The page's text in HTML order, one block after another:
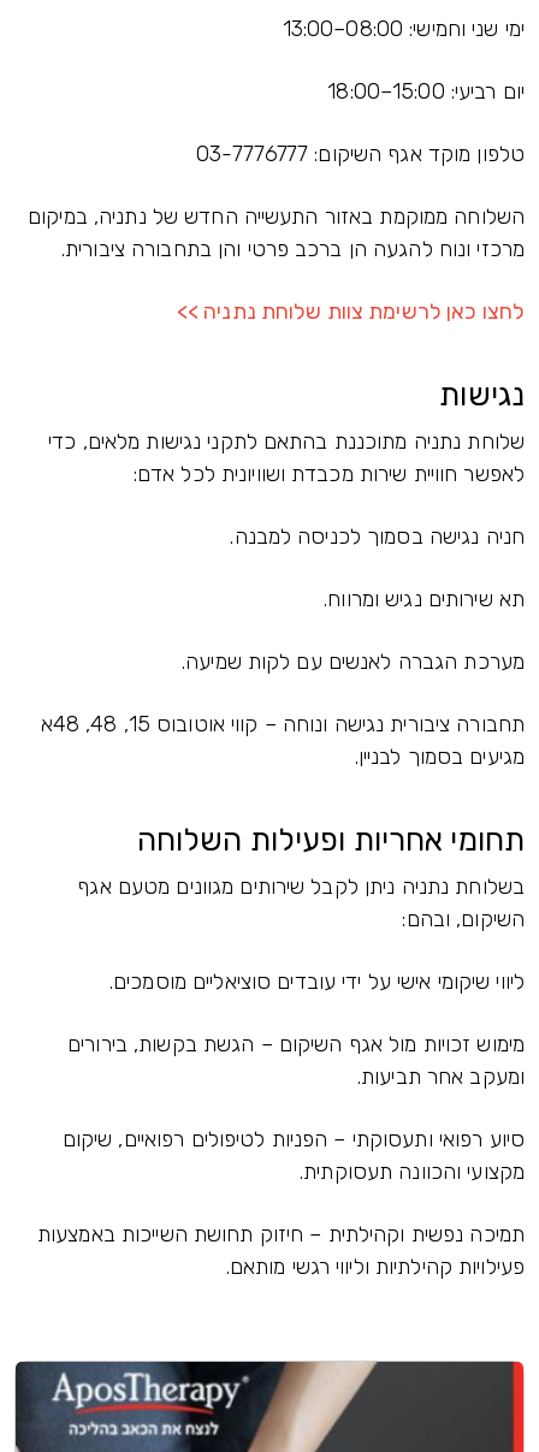
ימי שני וחמישי: 08:00–13:00
יום רביעי: 15:00–18:00
טלפון מוקד אגף השיקום: ‎03-7776777
השלוחה ממוקמת באזור התעשייה החדש של נתניה, במיקום
מרכזי ונוח להגעה הן ברכב פרטי והן בתחבורה ציבורית.
לחצו כאן לרשימת צוות שלוחת נתניה >>
נגישות
שלוחת נתניה מתוכננת בהתאם לתקני נגישות מלאים, כדי
לאפשר חוויית שירות מכבדת ושוויונית לכל אדם:
חניה נגישה בסמוך לכניסה למבנה.
תא שירותים נגיש ומרווח.
מערכת הגברה לאנשים עם לקות שמיעה.
תחבורה ציבורית נגישה ונוחה – קווי אוטובוס 15, 48, 48א
מגיעים בסמוך לבניין.
תחומי אחריות ופעילות השלוחה
בשלוחת נתניה ניתן לקבל שירותים מגוונים מטעם אגף
השיקום, ובהם:
ליווי שיקומי אישי על ידי עובדים סוציאליים מוסמכים.
מימוש זכויות מול אגף השיקום – הגשת בקשות, בירורים
ומעקב אחר תביעות.
סיוע רפואי ותעסוקתי – הפניות לטיפולים רפואיים, שיקום
מקצועי והכוונה תעסוקתית.
תמיכה נפשית וקהילתית – חיזוק תחושת השייכות באמצעות
פעילויות קהילתיות וליווי רגשי מותאם.